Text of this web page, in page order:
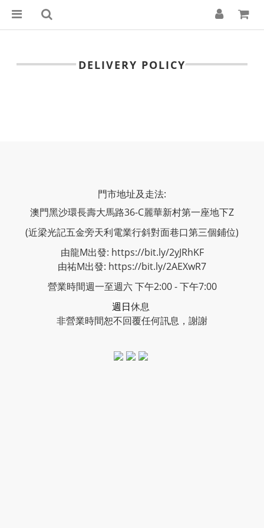
DELIVERY POLICY
門市地址及走法:
澳門黑沙環長壽大馬路36-C麗華新村第一座地下Z
(近梁光記五金旁天利電業行斜對面巷口第三個鋪位)
由龍M出發: https://bit.ly/2yJRhKF
由祐M出發: https://bit.ly/2AEXwR7
營業時間週一至週六 下午2:00 - 下午7:00
週日休息
非營業時間恕不回覆任何訊息，謝謝